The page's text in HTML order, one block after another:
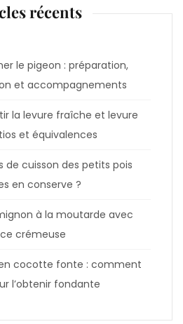
récents
le pigeon : préparation,
et accompagnements
la levure fraîche et levure
et équivalences
de cuisson des petits pois
en conserve ?
à la moutarde avec
crémeuse
cocotte fonte : comment
l’obtenir fondante